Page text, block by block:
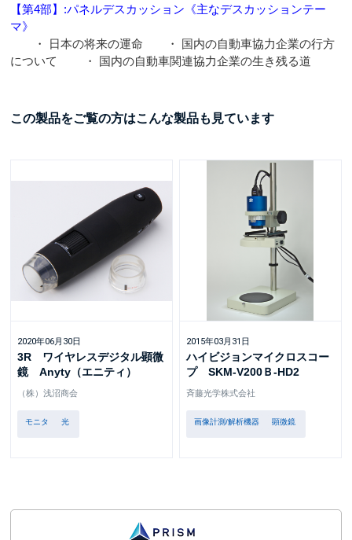
【第4部】:パネルデスカッション《主なデスカッションテー
マ》
・ 日本の将来の運命 ・ 国内の自動車協力企業の行方
について ・ 国内の自動車関連協力企業の生き残る道
この製品をご覧の方はこんな製品も見ています
2020年06月30日
3R ワイヤレスデジタル顕微
鏡 Anyty（エニティ）
（株）浅沼商会
モニタ 光
2015年03月31日
ハイビジョンマイクロスコー
プ SKM-V200Ｂ-HD2
斉藤光学株式会社
画像計測/解析機器 顕微鏡